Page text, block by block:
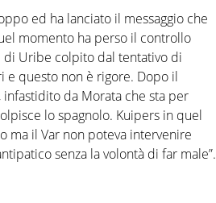
ed ha lanciato il messaggio che
momento ha perso il controllo
di Uribe colpito dal tentativo di
e questo non è rigore. Dopo il
infastidito da Morata che sta per
lo spagnolo. Kuipers in quel
ma il Var non poteva intervenire
senza la volontà di far male”.